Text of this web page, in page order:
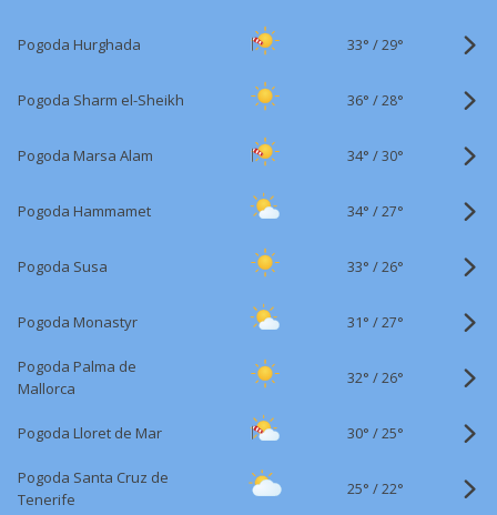
Pogoda Hurghada 33° /29°
Pogoda Sharm el-Sheikh 36° /28°
Pogoda Marsa Alam 34° /30°
Pogoda Hammamet 34° /27°
Pogoda Susa 33° /26°
Pogoda Monastyr 31° /27°
Pogoda Palma de
Mallorca
32° /26°
Pogoda Lloret de Mar 30° /25°
Pogoda Santa Cruz de
Tenerife
25° /22°